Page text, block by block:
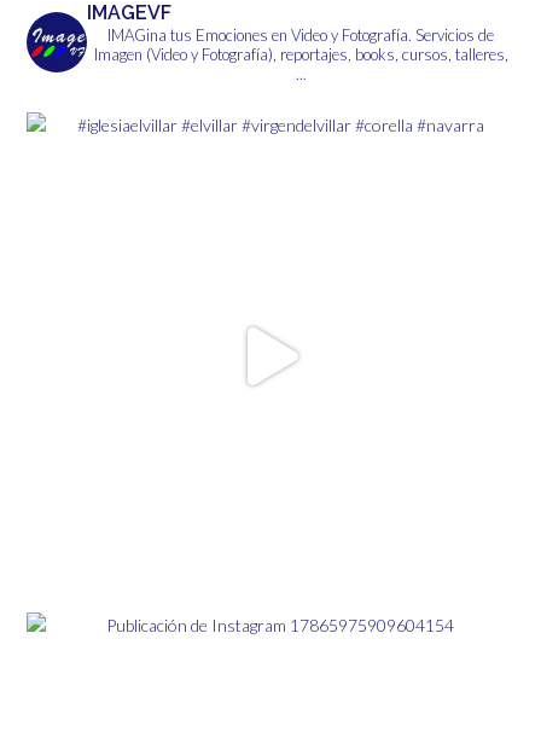
IMAGEVF
IMAGina tus Emociones en Video y Fotografía. Servicios de
Imagen (Video y Fotografía), reportajes, books, cursos, talleres,
...